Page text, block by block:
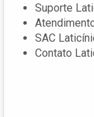
Suporte
SAC
Contato